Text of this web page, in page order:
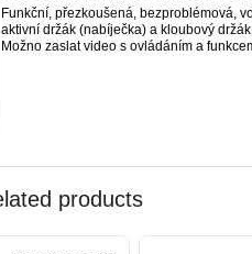
Funkční, přezkoušená, bezproblémová,
aktivní držák (nabíječka) a kloubový držák
Možno zaslat video s ovládáním a